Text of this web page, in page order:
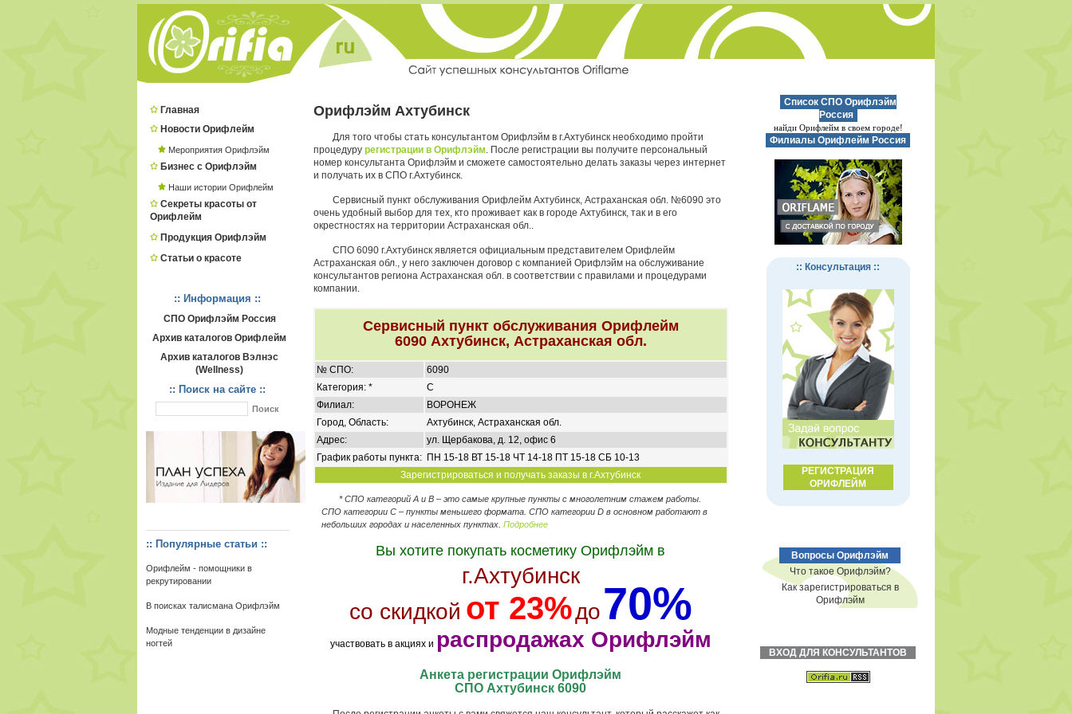
Главная
Новости Орифлейм
Мероприятия Орифлэйм
Бизнес с Орифлэйм
Наши истории Орифлейм
Секреты красоты от
Орифлейм
Продукция Орифлэйм
Статьи о красоте
:: Информация ::
СПО Орифлэйм Россия
Архив каталогов Орифлейм
Архив каталогов Вэлнэс
(Wellness)
:: Поиск на сайте ::
:: Популярные статьи ::
Орифлейм - помощники в
рекрутировании
В поисках талисмана Орифлэйм
Модные тенденции в дизайне
ногтей
Орифлэйм Ахтубинск
Для того чтобы стать консультантом Орифлэйм в г.Ахтубинск необходимо пройти
процедуру регистрации в Орифлэйм. После регистрации вы получите персональный
номер консультанта Орифлэйм и сможете самостоятельно делать заказы через интернет
и получать их в СПО г.Ахтубинск.
Сервисный пункт обслуживания Орифлейм Ахтубинск, Астраханская обл. №6090 это
очень удобный выбор для тех, кто проживает как в городе Ахтубинск, так и в его
окрестностях на территории Астраханская обл..
СПО 6090 г.Ахтубинск является официальным представителем Орифлейм
Астраханская обл., у него заключен договор с компанией Орифлэйм на обслуживание
консультантов региона Астраханская обл. в соответствии с правилами и процедурами
компании.
Сервисный пункт обслуживания Орифлейм
6090 Ахтубинск, Астраханская обл.
№ СПО:
6090
Категория: *
C
Филиал:
ВОРОНЕЖ
Город, Область:
Ахтубинск, Астраханская обл.
Адрес:
ул. Щербакова, д. 12, офис 6
График работы пункта: ПН 15-18 ВТ 15-18 ЧТ 14-18 ПТ 15-18 СБ 10-13
Зарегистрироваться и получать заказы в г.Ахтубинск
* СПО категорий А и В – это самые крупные пункты с многолетним стажем работы.
СПО категории C – пункты меньшего формата. СПО категории D в основном работают в
небольших городах и населенных пунктах. Подробнее
Вы хотите покупать косметику Орифлэйм в
г.Ахтубинск
со скидкой от 23%до70%
участвовать в акциях и распродажах Орифлэйм
Анкета регистрации Орифлэйм
СПО Ахтубинск 6090
Список СПО Орифлэйм
Россия
найди Орифлейм в своем городе!
Филиалы Орифлейм Россия
:: Консультация ::
РЕГИСТРАЦИЯ
ОРИФЛЕЙМ
Вопросы Орифлэйм
Что такое Орифлэйм?
Как зарегистрироваться в
Орифлэйм
ВХОД ДЛЯ КОНСУЛЬТАНТОВ